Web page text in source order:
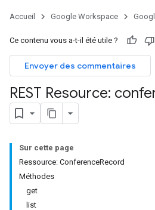
Accueil Google Workspace
Ce contenu vous a-t-il été utile ?
Envoyer des commentaires
REST Resource:
Sur cette page
Ressource: ConferenceRecord
Méthodes
get
list